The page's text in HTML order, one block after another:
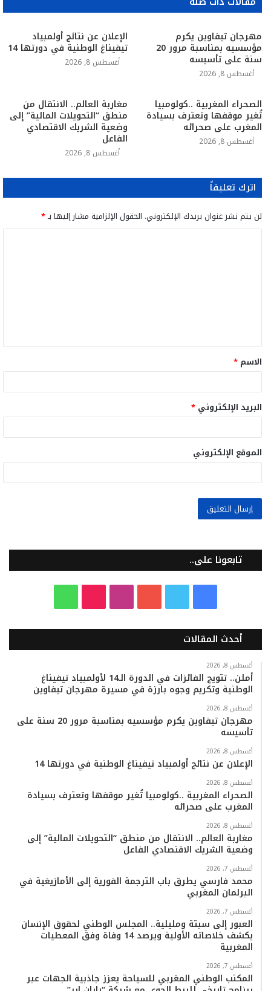
مهرجان تيفاوين يكرم
مؤسسيه بمناسبة مرور 20
سنة على تأسيسه
أغسطس 8, 2026
الإعلان عن نتائج أولمبياد
تيفيناغ الوطنية في دورتها 14
أغسطس 8, 2026
الصحراء المغربية ..كولومبيا
تُغير موقفها وتعترف بسيادة
المغرب على صحرائه
أغسطس 8, 2026
مغاربة العالم.. الانتقال من
منطق “التحويلات المالية” إلى
وضعية الشريك الاقتصادي
الفاعل
أغسطس 8, 2026
اترك تعليقاً
لن يتم نشر عنوان بريدك الإلكتروني. الحقول الإلزامية مشار إليها بـ*
ق
*
الاسم *
البريد الإلكتروني *
الموقع الإلكتروني
تابعونا على..
س
ب
و
ك
ي
ت
ر
ت
و
ب
س
ت
ق
ر
م
k
o
k
ت
س
ا
ب
أحدث المقالات
أغسطس 8, 2026
أملن.. تتويج الفائزات في الدورة الـ14 لأولمبياد تيفيناغ
الوطنية وتكريم وجوه بارزة في مسيرة مهرجان تيفاوين
أغسطس 8, 2026
مهرجان تيفاوين يكرم مؤسسيه بمناسبة مرور 20 سنة على
تأسيسه
أغسطس 8, 2026
الإعلان عن نتائج أولمبياد تيفيناغ الوطنية في دورتها 14
أغسطس 8, 2026
الصحراء المغربية ..كولومبيا تُغير موقفها وتعترف بسيادة
المغرب على صحرائه
أغسطس 8, 2026
مغاربة العالم.. الانتقال من منطق “التحويلات المالية” إلى
وضعية الشريك الاقتصادي الفاعل
أغسطس 7, 2026
محمد فارسي يطرق باب الترجمة الفورية إلى الأمازيغية في
البرلمان المغربي
أغسطس 7, 2026
العبور إلى سبتة ومليلية.. المجلس الوطني لحقوق الإنسان
يكشف خلاصاته الأولية ويرصد 14 وفاة وفق المعطيات
المغربية
أغسطس 7, 2026
المكتب الوطني المغربي للسياحة يعزز جاذبية الجهات عبر